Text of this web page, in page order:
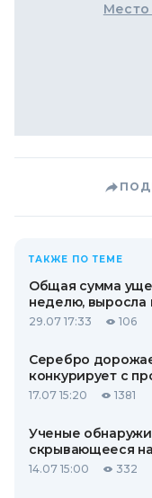
ТАКЖЕ ПО ТЕМЕ
Общая сумма
неделю, выросла
29.07 17:33 106
Серебро
конкурирует с
17.07 15:20 1381
Ученые
скрывающееся
14.07 15:00 332